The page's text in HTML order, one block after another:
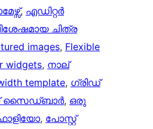
, എഡിറ്റർ
ചിത്ര
images, Flexible
widgets, നാല്
template, ഗ്രിഡ്
സൈഡ്ബാർ, ഒരു
, പോസ്റ്റ്